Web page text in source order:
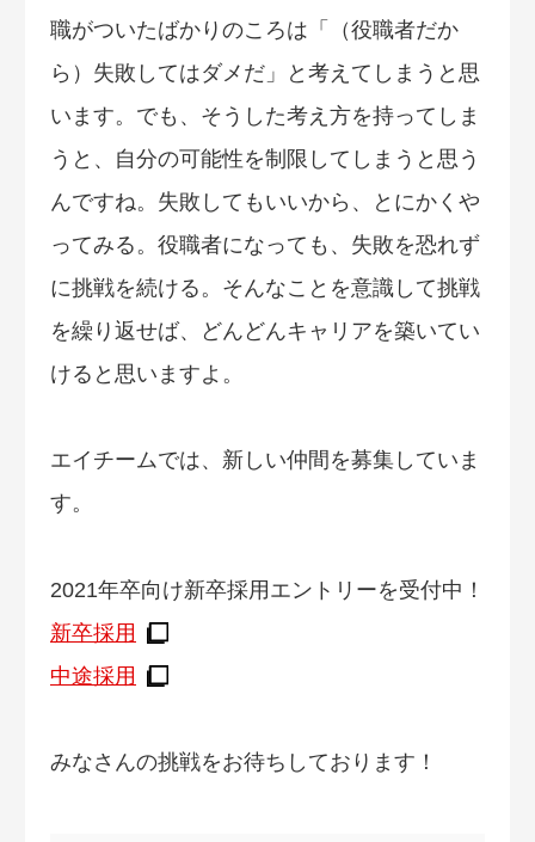
職がついたばかりのころは「（役職者だか
ら）失敗してはダメだ」と考えてしまうと思
います。でも、そうした考え方を持ってしま
うと、自分の可能性を制限してしまうと思う
んですね。失敗してもいいから、とにかくや
ってみる。役職者になっても、失敗を恐れず
に挑戦を続ける。そんなことを意識して挑戦
を繰り返せば、どんどんキャリアを築いてい
けると思いますよ。
エイチームでは、新しい仲間を募集していま
す。
2021年卒向け新卒採用エントリーを受付中！
新卒採用
中途採用
みなさんの挑戦をお待ちしております！